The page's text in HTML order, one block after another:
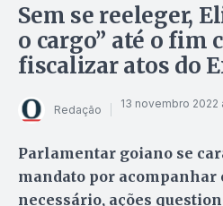
Sem se reeleger,
o cargo” até o fim
fiscalizar atos do
Redação 13 novembro 2022
Parlamentar goiano se
mandato por acompanhar
necessário, ações